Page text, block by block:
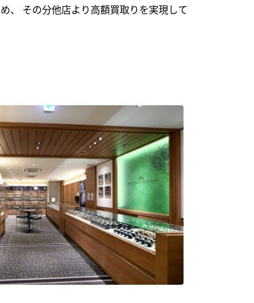
、 その分他店より高額買取りを実現して